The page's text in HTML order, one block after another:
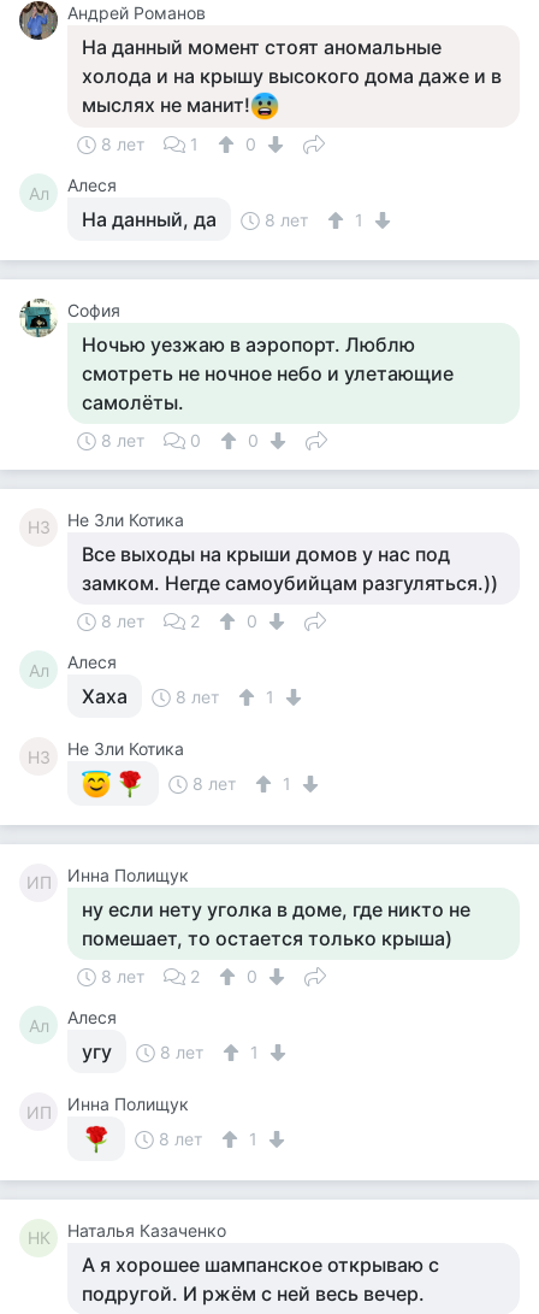
Андрей Романов
На данный момент стоят аномальные
холода и на крышу высокого дома даже и в
мыслях не манит!
8 лет 1 0
Ал Алеся
На данный, да 8 лет 1
София
Ночью уезжаю в аэропорт. Люблю
смотреть не ночное небо и улетающие
самолёты.
8 лет 0 0
НЗ Не Зли Котика
Все выходы на крыши домов у нас под
замком. Негде самоубийцам разгуляться.))
8 лет 2 0
Ал Алеся
Хаха 8 лет 1
НЗ
Не Зли Котика
8 лет
1
ИП Инна Полищук
ну если нету уголка в доме, где никто не
помешает, то остается только крыша)
8 лет 2 0
Ал Алеся
угу 8 лет 1
ИП
Инна Полищук
8 лет
1
НК Наталья Казаченко
А я хорошее шампанское открываю с
подругой. И ржём с ней весь вечер.